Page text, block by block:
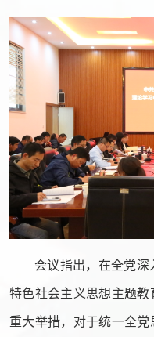
会议指出，在全党深
特色社会主义思想主题
重大举措，对于统一全党